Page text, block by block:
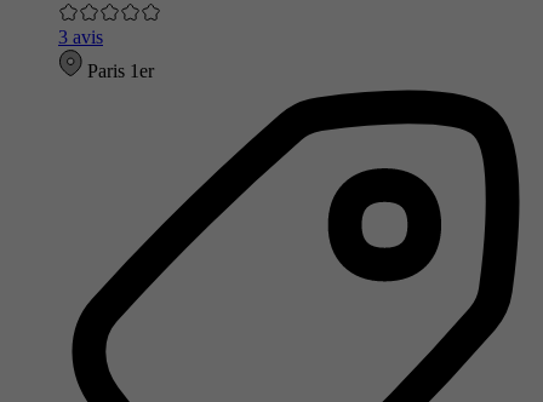
3 avis
Paris 1er